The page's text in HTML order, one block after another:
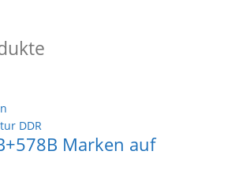
DDR
Marken auf